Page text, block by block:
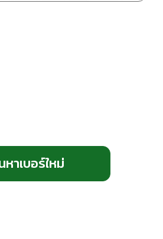
หาเบอร์ใหม่